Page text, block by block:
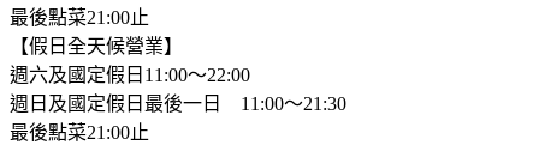
最後點菜21:00止
【假日全天候營業】
週六及國定假日11:00～22:00
週日及國定假日最後一日 11:00～21:30
最後點菜21:00止